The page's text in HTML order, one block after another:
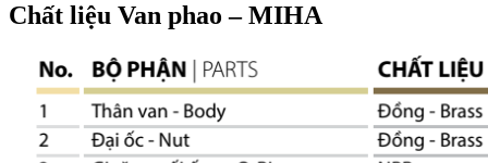
Chất liệu Van phao – MIHA